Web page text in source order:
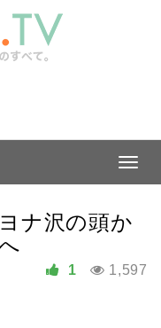
ナ沢の頭か
1,597
1